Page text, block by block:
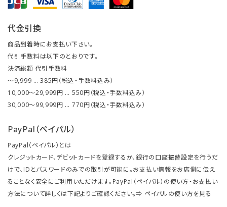
代金引換
商品到着時にお支払い下さい。
代引手数料は以下のとおりです。
決済総額 代引手数料
～9,999 … 385円（税込・手数料込み）
10,000～29,999円 … 550円（税込・手数料込み）
30,000～99,999円 … 770円（税込・手数料込み）
PayPal（ペイパル）
PayPal（ペイパル）とは
クレジットカード、デビットカードを登録するか、銀行の口座振替設定を行うだ
けで、IDとパスワードのみでの取引が可能に。お支払い情報をお店側に伝え
ることなく安全にご利用いただけます。PayPal（ペイパル）の使い方・お支払い
方法について詳しくは下記よりご確認ください。⇒ ペイパルの使い方を見る